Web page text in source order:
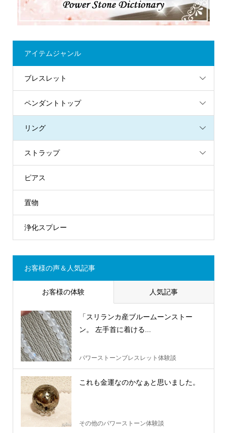
アイテムジャンル
ブレスレット
ペンダントトップ
リング
ストラップ
ピアス
置物
浄化スプレー
お客様の声＆人気記事
お客様の体験 人気記事
「スリランカ産ブルームーンストー
ン。 左手首に着ける...
パワーストーンブレスレット体験談
これも金運なのかなぁと思いました。
その他のパワーストーン体験談